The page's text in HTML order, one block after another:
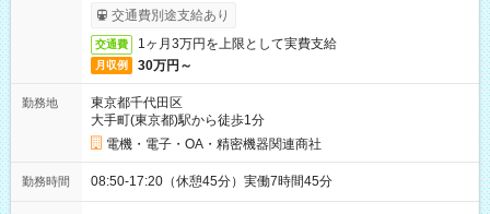
交通費別途支給あり
交通費 1ヶ月3万円を上限として実費支給
月収例 30万円～
勤務地
東京都千代田区
大手町(東京都)駅から徒歩1分
電機・電子・OA・精密機器関連商社
勤務時間 08:50-17:20（休憩45分）実働7時間45分